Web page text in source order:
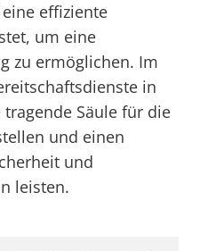
effiziente
um eine
zu ermöglichen. Im
in
Säule für die
und einen
und
leisten.